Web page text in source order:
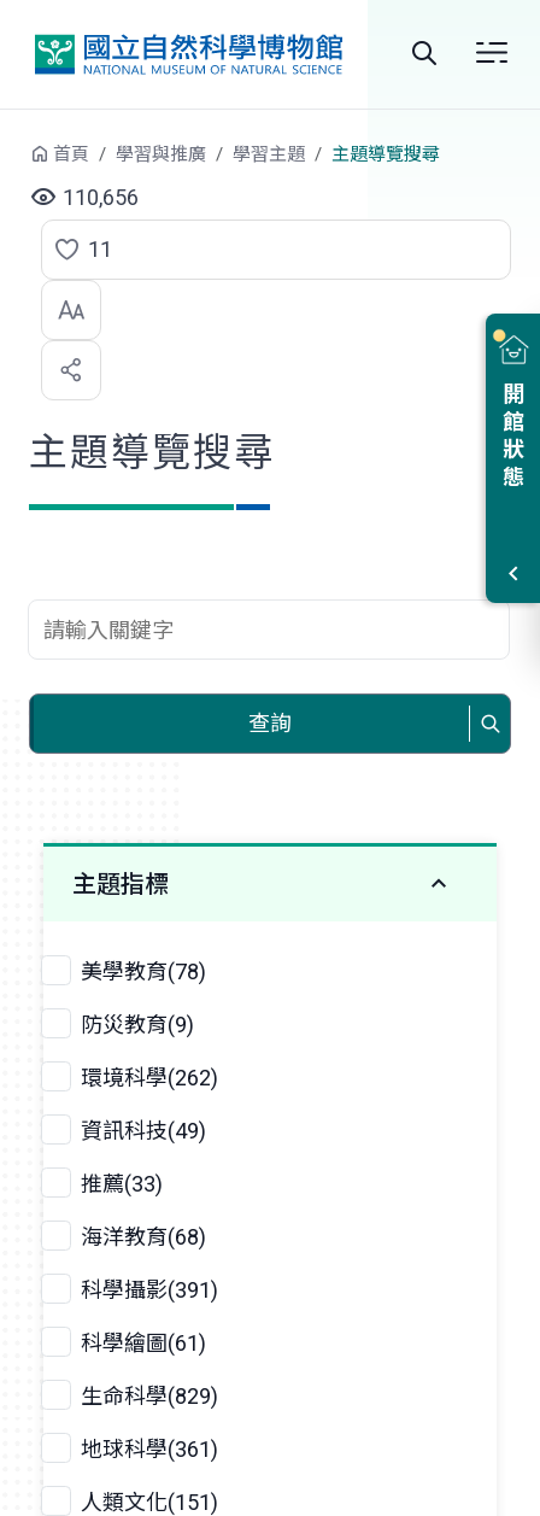
站
尋
開館狀態
首頁 學習與推廣 學習主題 主題導覽搜尋
110,656
點
選
喜
歡
11
主題導覽搜尋
查詢關鍵字
查詢
主題指標
美學教育(78)
防災教育(9)
環境科學(262)
資訊科技(49)
推薦(33)
海洋教育(68)
科學攝影(391)
科學繪圖(61)
生命科學(829)
地球科學(361)
人類文化(151)